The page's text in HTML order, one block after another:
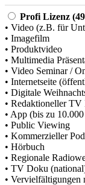
Profi Lizenz
• Video (z.B. für
• Imagefilm
• Produktvideo
• Multimedia
• Video Seminar /
• Internetseite
• Digitale
• Redaktioneller TV
• App (bis zu
• Public Viewing
• Kommerzieller
• Hörbuch
• Regionale
• TV Doku
• Vervielfältigungen